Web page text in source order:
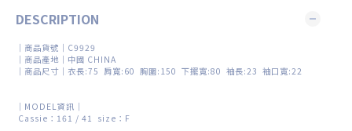
DESCRIPTION
｜商品貨號｜C9929
｜商品產地｜中國 CHINA
｜商品尺寸｜衣長:75 肩寬:60 胸圍:150 下擺寬:80 袖長:23 袖口寬:22
｜MODEL資訊｜
Cassie：161 / 41 size：F